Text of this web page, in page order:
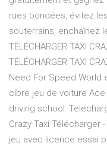
rues bondées, évitez
souterrains, enchaînez
TÉLÉCHARGER TAXI
TÉLÉCHARGER TAXI
Need For Speed World
clbre jeu de voiture
driving school:
Crazy Taxi Télécharger
jeu avec licence essai